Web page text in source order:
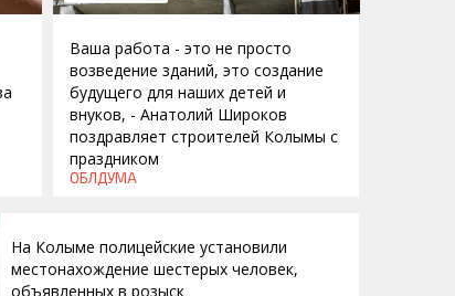
Ваша работа - это не просто
возведение зданий, это создание
будущего для наших детей и
внуков, - Анатолий Широков
поздравляет строителей Колымы с
праздником
ОБЛДУМА
На Колыме полицейские установили
местонахождение шестерых человек,
объявленных в розыск